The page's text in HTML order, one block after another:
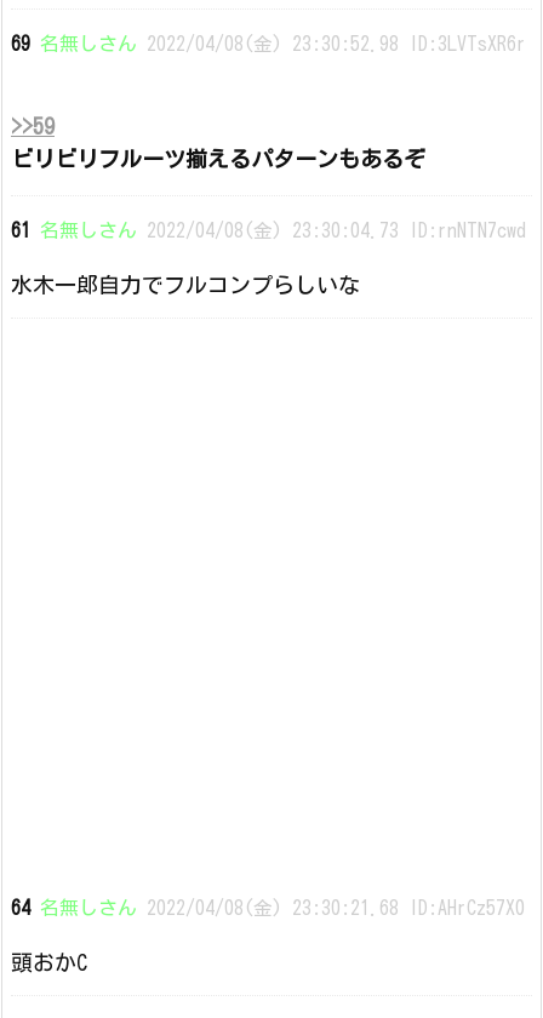
69 名無しさん 2022/04/08(金) 23:30:52.98 ID:3LVTsXR6r
>>59
ビリビリフルーツ揃えるパターンもあるぞ
61 名無しさん 2022/04/08(金) 23:30:04.73 ID:rnNTN7cwd
水木一郎自力でフルコンプらしいな
64 名無しさん 2022/04/08(金) 23:30:21.68 ID:AHrCz57X0
頭おかC